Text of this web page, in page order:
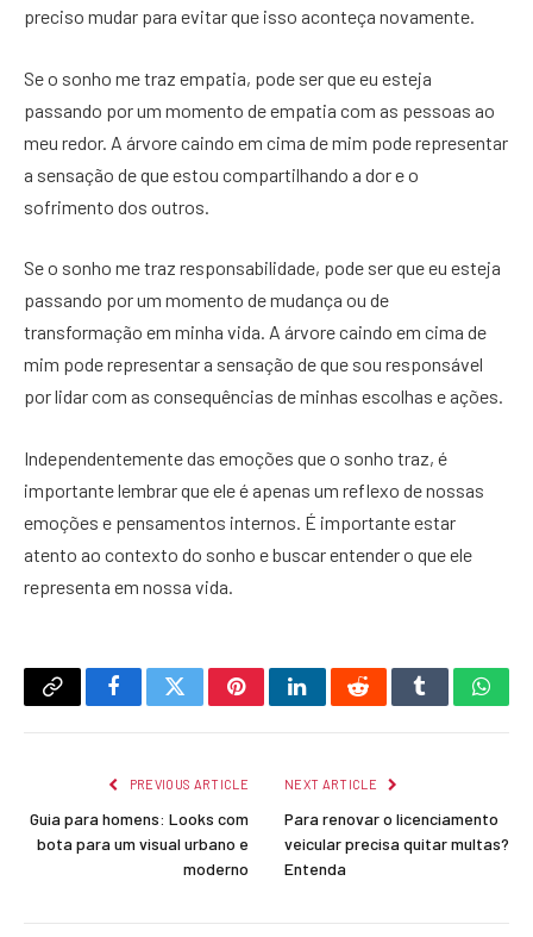
preciso mudar para evitar que isso aconteça novamente.
Se o sonho me traz empatia, pode ser que eu esteja
passando por um momento de empatia com as pessoas ao
meu redor. A árvore caindo em cima de mim pode representar
a sensação de que estou compartilhando a dor e o
sofrimento dos outros.
Se o sonho me traz responsabilidade, pode ser que eu esteja
passando por um momento de mudança ou de
transformação em minha vida. A árvore caindo em cima de
mim pode representar a sensação de que sou responsável
por lidar com as consequências de minhas escolhas e ações.
Independentemente das emoções que o sonho traz, é
importante lembrar que ele é apenas um reflexo de nossas
emoções e pensamentos internos. É importante estar
atento ao contexto do sonho e buscar entender o que ele
representa em nossa vida.
Copy
FacebookTwitterPinterestLinkedInRedditTumblr
PREVIOUS ARTICLE
Guia para homens: Looks com
bota para um visual urbano e
moderno
NEXT ARTICLE
Para renovar o licenciamento
veicular precisa quitar multas?
Entenda